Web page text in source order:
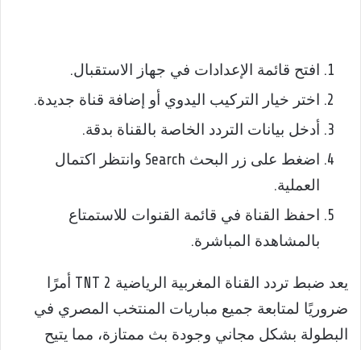
افتح قائمة الإعدادات في جهاز الاستقبال.
اختر خيار التركيب اليدوي أو إضافة قناة جديدة.
أدخل بيانات التردد الخاصة بالقناة بدقة.
اضغط على زر البحث Search وانتظر اكتمال
العملية.
احفظ القناة في قائمة القنوات للاستمتاع
بالمشاهدة المباشرة.
يعد ضبط تردد القناة المغربية الرياضية 2 TNT أمرًا
ضروريًا لمتابعة جميع مباريات المنتخب المصري في
البطولة بشكل مجاني وجودة بث ممتازة، مما يتيح